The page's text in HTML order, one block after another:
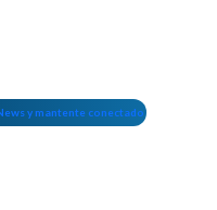
y mantente conectado